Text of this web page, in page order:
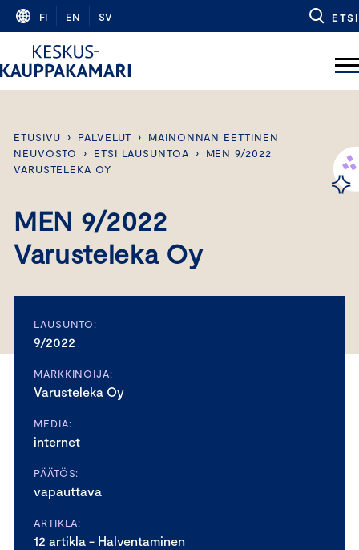
Skip
content
FI EN SV ETSI
ETUSIVU › PALVELUT ›
MAINONNAN EETTINEN
NEUVOSTO
› ETSI LAUSUNTOA ›
MEN 9/2022
VARUSTELEKA OY
MEN 9/2022
Varusteleka Oy
LAUSUNTO:
9/2022
MARKKINOIJA:
Varusteleka Oy
MEDIA:
internet
PÄÄTÖS:
vapauttava
ARTIKLA:
12 artikla - Halventaminen